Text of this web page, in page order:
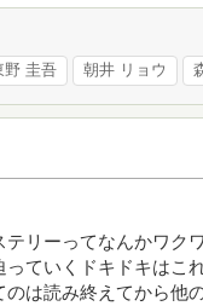
野 圭吾 朝井 リョウ
リーってなんかワク
ていくドキドキはこ
は読み終えてから他